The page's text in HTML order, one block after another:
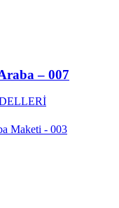
– 007